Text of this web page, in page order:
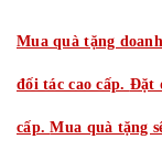
Mua quà tặng
đối tác cao cấp. Đặt
cấp.Mua quà tặng